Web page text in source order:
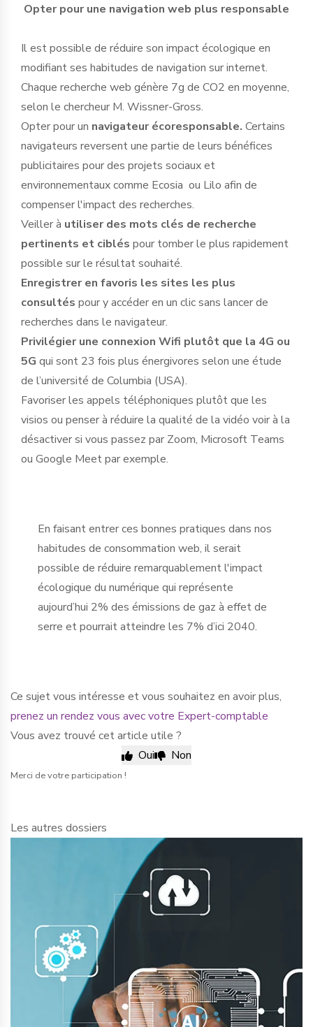
Opter pour une navigation web plus responsable
Il est possible de réduire son impact écologique en
modifiant ses habitudes de navigation sur internet.
Chaque recherche web génère 7g de CO2 en moyenne,
selon le chercheur M. Wissner-Gross.
Opter pour un navigateur écoresponsable. Certains
navigateurs reversent une partie de leurs bénéfices
publicitaires pour des projets sociaux et
environnementaux comme Ecosia ou Lilo afin de
compenser l'impact des recherches.
Veiller à utiliser des mots clés de recherche
pertinents et ciblés pour tomber le plus rapidement
possible sur le résultat souhaité.
Enregistrer en favoris les sites les plus
consultés pour y accéder en un clic sans lancer de
recherches dans le navigateur.
Privilégier une connexion Wifi plutôt que la 4G ou
5G qui sont 23 fois plus énergivores selon une étude
de l’université de Columbia (USA).
Favoriser les appels téléphoniques plutôt que les
visios ou penser à réduire la qualité de la vidéo voir à la
désactiver si vous passez par Zoom, Microsoft Teams
ou Google Meet par exemple.
En faisant entrer ces bonnes pratiques dans nos
habitudes de consommation web, il serait
possible de réduire remarquablement l'impact
écologique du numérique qui représente
aujourd’hui 2% des émissions de gaz à effet de
serre et pourrait atteindre les 7% d’ici 2040.
Ce sujet vous intéresse et vous souhaitez en avoir plus,
prenez un rendez vous avec votre Expert-comptable
Vous avez trouvé cet article utile ?
Oui
Non
Merci de votre participation !
Les autres dossiers